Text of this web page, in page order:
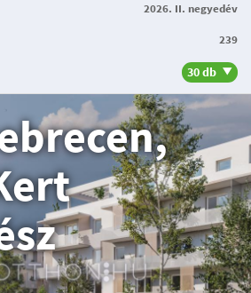
2026. II. negyedév
239
30 db